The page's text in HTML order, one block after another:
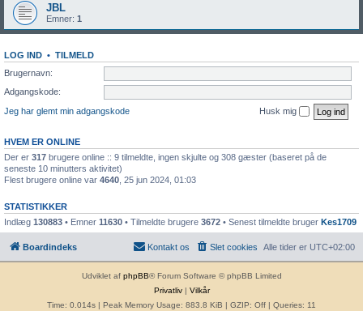
JBL
Emner: 1
LOG IND • TILMELD
Brugernavn:
Adgangskode:
Jeg har glemt min adgangskode
Husk mig
HVEM ER ONLINE
Der er 317 brugere online :: 9 tilmeldte, ingen skjulte og 308 gæster (baseret på de
seneste 10 minutters aktivitet)
Flest brugere online var 4640 , 25 jun 2024, 01:03
STATISTIKKER
Indlæg 130883 • Emner 11630 • Tilmeldte brugere 3672 • Senest tilmeldte bruger Kes1709
Boardindeks Alle tider er UTC+02:00
Slet cookies
Kontakt os
Udviklet af phpBB® Forum Software © phpBB Limited
Privatliv| Vilkår
Time: 0.014s | Peak Memory Usage: 883.8 KiB | GZIP: Off | Queries: 11